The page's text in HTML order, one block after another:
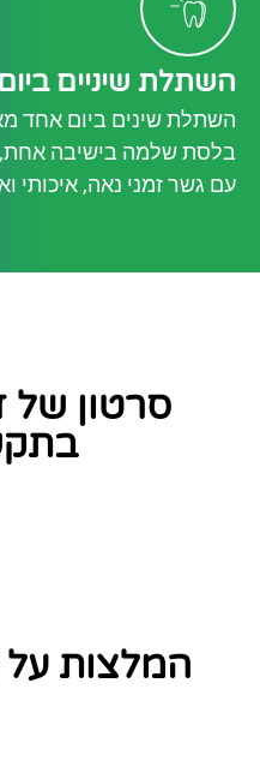
השתלת שיניים
השתלת שינים ביום אחד
בלסת שלמה בישיבה
עם גשר זמני נאה, איכותי
סרטון של
המלצות על